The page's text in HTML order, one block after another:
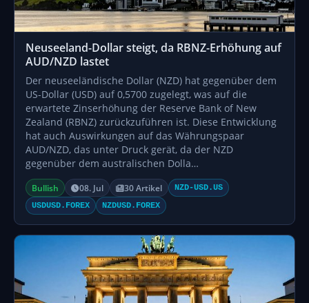
Neuseeland-Dollar steigt, da RBNZ-Erhöhung auf
AUD/NZD lastet
Der neuseeländische Dollar (NZD) hat gegenüber dem
US-Dollar (USD) auf 0,5700 zugelegt, was auf die
erwartete Zinserhöhung der Reserve Bank of New
Zealand (RBNZ) zurückzuführen ist. Diese Entwicklung
hat auch Auswirkungen auf das Währungspaar
AUD/NZD, das unter Druck gerät, da der NZD
gegenüber dem australischen Dolla…
Bullish 08. Jul 30 Artikel
NZD-USD.US
USDUSD.FOREX
NZDUSD.FOREX